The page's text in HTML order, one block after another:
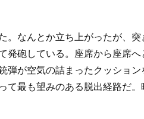
なんとか立ち上がったが、
砲している。座席から座席
が空気の詰まったクッショ
最も望みのある脱出経路だ